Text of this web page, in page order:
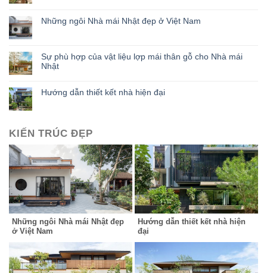
Những ngôi Nhà mái Nhật đẹp ở Việt Nam
Sự phù hợp của vật liệu lợp mái thân gỗ cho Nhà mái
Nhật
Hướng dẫn thiết kết nhà hiện đại
KIẾN TRÚC ĐẸP
Những ngôi Nhà mái Nhật đẹp
ở Việt Nam
Hướng dẫn thiết kết nhà hiện
đại